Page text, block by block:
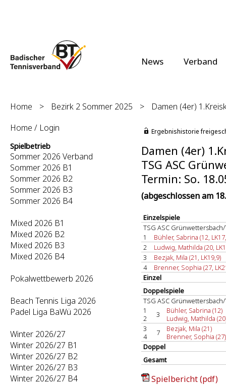
News Verband
Home > Bezirk 2 Sommer 2025 >
Damen (4er)
Home / Login
Spielbetrieb
Sommer 2026 Verband
Sommer 2026 B1
Sommer 2026 B2
Sommer 2026 B3
Sommer 2026 B4
Mixed 2026 B1
Mixed 2026 B2
Mixed 2026 B3
Mixed 2026 B4
Pokalwettbewerb 2026
Beach Tennis Liga 2026
Padel Liga BaWü 2026
Winter 2026/27
Winter 2026/27 B1
Winter 2026/27 B2
Winter 2026/27 B3
Winter 2026/27 B4
Ergebnishistorie
Damen (4er)
TSG ASC
Termin: So.
(abgeschlossen am
Einzelspiele
TSG ASC
1
Bühler, Sabrina (12,
2
Ludwig, Mathilda (20,
3
Bezjak, Mila (21, LK19,9)
4
Brenner, Sophia (27,
Einzel
Doppelspiele
TSG ASC
1
2
3
Bühler, Sabrina (12)
Ludwig, Mathilda
3
4
7
Bezjak, Mila (21)
Brenner, Sophia (27)
Doppel
Gesamt
Spielbericht (pdf)